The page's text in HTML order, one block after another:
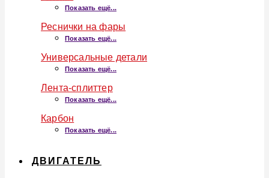
Показать ещё...
Реснички на фары
Показать ещё...
Универсальные детали
Показать ещё...
Лента-сплиттер
Показать ещё...
Карбон
Показать ещё...
ДВИГАТЕЛЬ